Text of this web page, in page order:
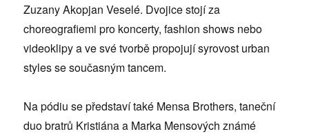
Zuzany Akopjan Veselé. Dvojice stojí za
choreografiemi pro koncerty, fashion shows nebo
videoklipy a ve své tvorbě propojují syrovost urban
styles se současným tancem.
Na pódiu se představí také Mensa Brothers, taneční
duo bratrů Kristiána a Marka Mensových známé